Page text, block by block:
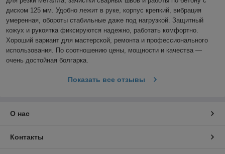
диском 125 мм. Удобно лежит в руке, корпус крепкий, вибрация
умеренная, обороты стабильные даже под нагрузкой. Защитный
кожух и рукоятка фиксируются надежно, работать комфортно.
Хороший вариант для мастерской, ремонта и профессионального
использования. По соотношению цены, мощности и качества —
очень достойная болгарка.
Показать все отзывы
О нас
Контакты